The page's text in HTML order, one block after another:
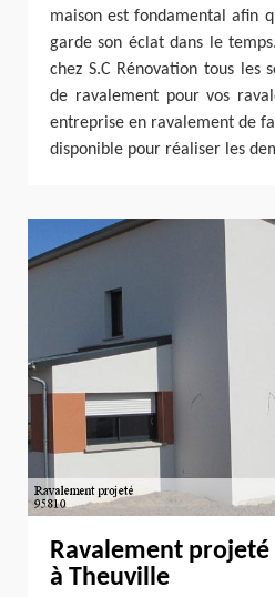
maison est fondamental afin
garde son éclat dans le
chez S.C Rénovation tous les
de ravalement pour vos
entreprise en ravalement de
disponible pour réaliser les
Ravalement projeté
à Theuville